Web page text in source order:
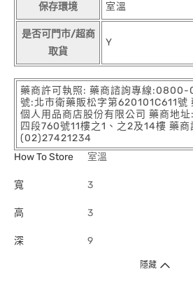
保存環境 室溫
是否可門市/超商
取貨
Y
藥商許可執照: 藥商諮詢專線:0800-
號:北市衛藥販松字第620101C611號
個人用品商店股份有限公司 藥商地
四段760號11樓之1、之2及14樓 藥商
(02)27421234
How To Store
室溫
寬 3
高 3
深 9
隱藏